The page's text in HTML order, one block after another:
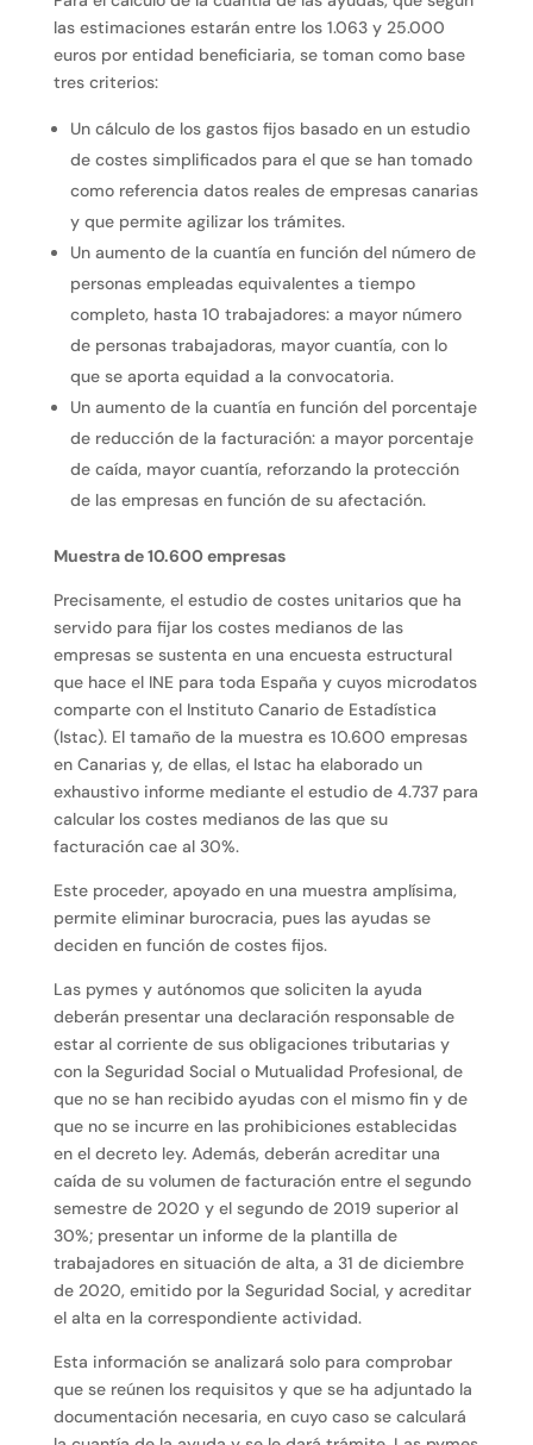
las estimaciones estarán entre los 1.063 y 25.000
euros por entidad beneficiaria, se toman como base
tres criterios:
Un cálculo de los gastos fijos basado en un estudio
de costes simplificados para el que se han tomado
como referencia datos reales de empresas canarias
y que permite agilizar los trámites.
Un aumento de la cuantía en función del número de
personas empleadas equivalentes a tiempo
completo, hasta 10 trabajadores: a mayor número
de personas trabajadoras, mayor cuantía, con lo
que se aporta equidad a la convocatoria.
Un aumento de la cuantía en función del porcentaje
de reducción de la facturación: a mayor porcentaje
de caída, mayor cuantía, reforzando la protección
de las empresas en función de su afectación.
Muestra de 10.600 empresas
Precisamente, el estudio de costes unitarios que ha
servido para fijar los costes medianos de las
empresas se sustenta en una encuesta estructural
que hace el INE para toda España y cuyos microdatos
comparte con el Instituto Canario de Estadística
(Istac). El tamaño de la muestra es 10.600 empresas
en Canarias y, de ellas, el Istac ha elaborado un
exhaustivo informe mediante el estudio de 4.737 para
calcular los costes medianos de las que su
facturación cae al 30%.
Este proceder, apoyado en una muestra amplísima,
permite eliminar burocracia, pues las ayudas se
deciden en función de costes fijos.
Las pymes y autónomos que soliciten la ayuda
deberán presentar una declaración responsable de
estar al corriente de sus obligaciones tributarias y
con la Seguridad Social o Mutualidad Profesional, de
que no se han recibido ayudas con el mismo fin y de
que no se incurre en las prohibiciones establecidas
en el decreto ley. Además, deberán acreditar una
caída de su volumen de facturación entre el segundo
semestre de 2020 y el segundo de 2019 superior al
30%; presentar un informe de la plantilla de
trabajadores en situación de alta, a 31 de diciembre
de 2020, emitido por la Seguridad Social, y acreditar
el alta en la correspondiente actividad.
Esta información se analizará solo para comprobar
que se reúnen los requisitos y que se ha adjuntado la
documentación necesaria, en cuyo caso se calculará